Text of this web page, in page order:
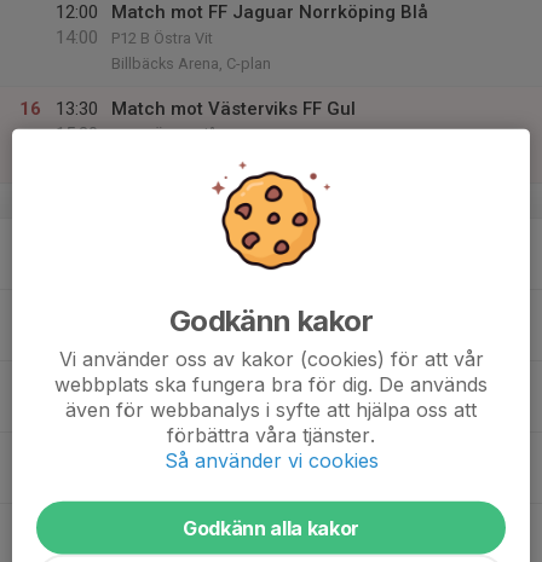
12:00
14:00
Match mot FF Jaguar Norrköping Blå
P12 B Östra Vit
Billbäcks Arena, C-plan
16
Sön
13:30
15:30
Match mot Västerviks FF Gul
P12 B Östra Blå
Karstorp 6, Västervik
v.34
Billbäcks Arena, B-plan - Plandel 2
17:30
19:00
Träning
Billbäcks Arena, C-plan
21
Godkänn kakor
Vi använder oss av kakor (cookies) för att vår
webbplats ska fungera bra för dig. De används
även för webbanalys i syfte att hjälpa oss att
förbättra våra tjänster.
Så använder vi cookies
Godkänn alla kakor